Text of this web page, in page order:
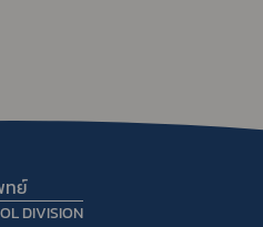
ทย์
DIVISION